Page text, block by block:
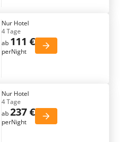
Nur Hotel
4 Tage
ab 111 €
perNight
Nur Hotel
4 Tage
ab237 €
perNight